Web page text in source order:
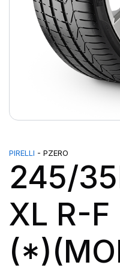
PIRELLI - PZERO
245/
XL R-F